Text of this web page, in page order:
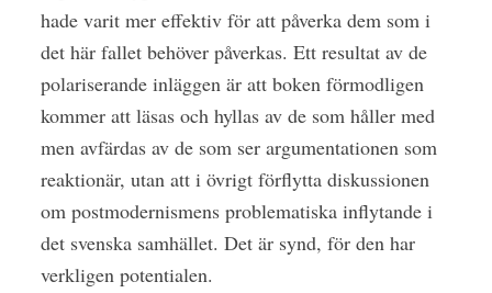
hade varit mer effektiv för att påverka dem som i
det här fallet behöver påverkas. Ett resultat av de
polariserande inläggen är att boken förmodligen
kommer att läsas och hyllas av de som håller med
men avfärdas av de som ser argumentationen som
reaktionär, utan att i övrigt förflytta diskussionen
om postmodernismens problematiska inflytande i
det svenska samhället. Det är synd, för den har
verkligen potentialen.